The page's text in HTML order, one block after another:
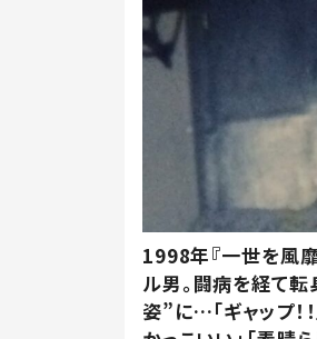
1998年『一世を風
ル男。闘病を経て
姿”に…「ギャップ！